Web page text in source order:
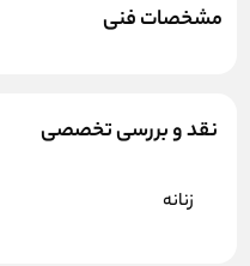
مشخصات فنی
نقد و بررسی تخصصی
زنانه